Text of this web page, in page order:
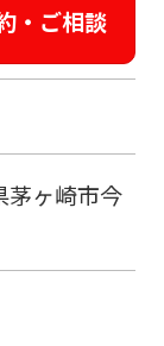
・ご相談
茅ヶ崎市今